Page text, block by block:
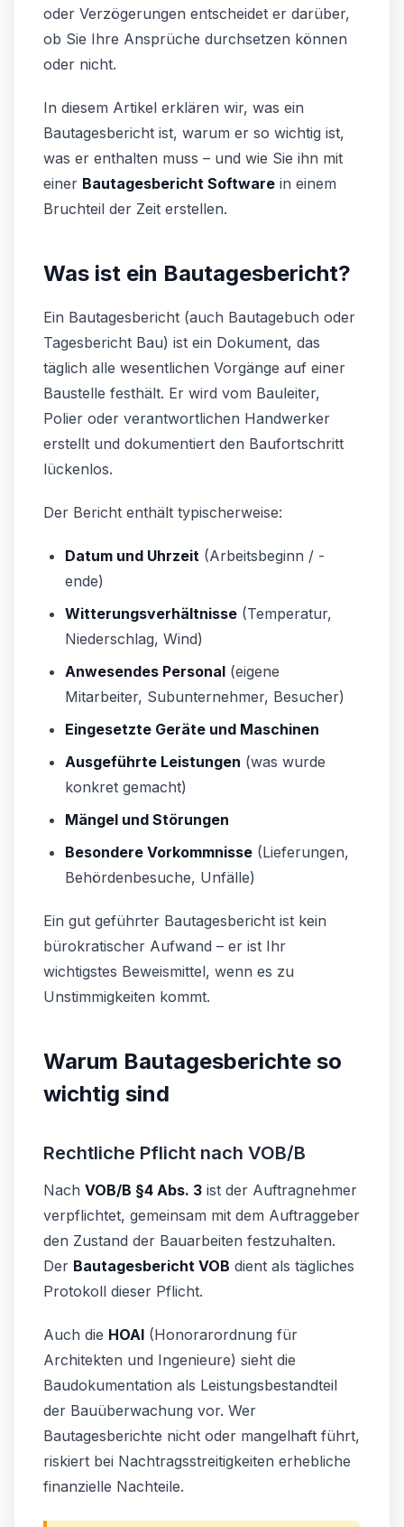
oder Verzögerungen entscheidet er darüber,
ob Sie Ihre Ansprüche durchsetzen können
oder nicht.
In diesem Artikel erklären wir, was ein
Bautagesbericht ist, warum er so wichtig ist,
was er enthalten muss – und wie Sie ihn mit
einer Bautagesbericht Software in einem
Bruchteil der Zeit erstellen.
Was ist ein Bautagesbericht?
Ein Bautagesbericht (auch Bautagebuch oder
Tagesbericht Bau) ist ein Dokument, das
täglich alle wesentlichen Vorgänge auf einer
Baustelle festhält. Er wird vom Bauleiter,
Polier oder verantwortlichen Handwerker
erstellt und dokumentiert den Baufortschritt
lückenlos.
Der Bericht enthält typischerweise:
Datum und Uhrzeit (Arbeitsbeginn / -
ende)
Witterungsverhältnisse (Temperatur,
Niederschlag, Wind)
Anwesendes Personal (eigene
Mitarbeiter, Subunternehmer, Besucher)
Eingesetzte Geräte und Maschinen
Ausgeführte Leistungen (was wurde
konkret gemacht)
Mängel und Störungen
Besondere Vorkommnisse (Lieferungen,
Behördenbesuche, Unfälle)
Ein gut geführter Bautagesbericht ist kein
bürokratischer Aufwand – er ist Ihr
wichtigstes Beweismittel, wenn es zu
Unstimmigkeiten kommt.
Warum Bautagesberichte so
wichtig sind
Rechtliche Pflicht nach VOB/B
Nach VOB/B §4 Abs. 3 ist der Auftragnehmer
verpflichtet, gemeinsam mit dem Auftraggeber
den Zustand der Bauarbeiten festzuhalten.
Der Bautagesbericht VOB dient als tägliches
Protokoll dieser Pflicht.
Auch die HOAI (Honorarordnung für
Architekten und Ingenieure) sieht die
Baudokumentation als Leistungsbestandteil
der Bauüberwachung vor. Wer
Bautagesberichte nicht oder mangelhaft führt,
riskiert bei Nachtragsstreitigkeiten erhebliche
finanzielle Nachteile.